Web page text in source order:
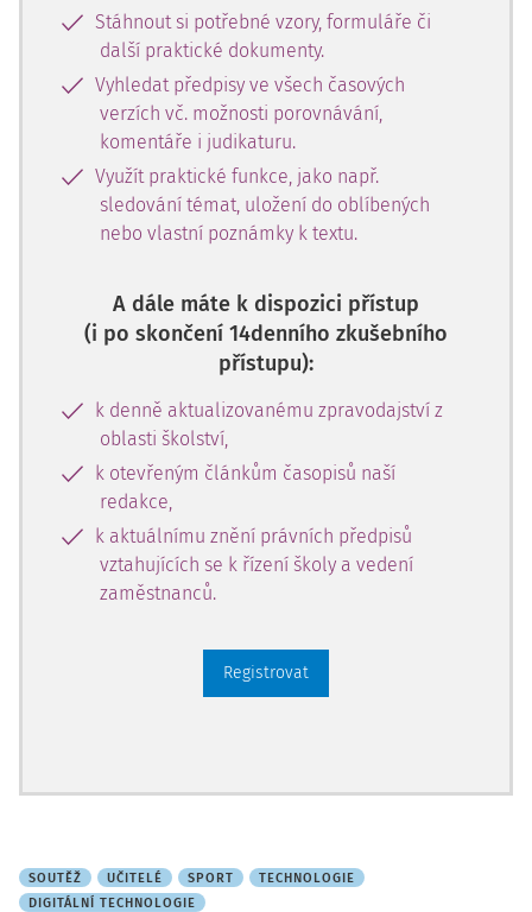
Stáhnout si potřebné vzory, formuláře či
další praktické dokumenty.
Vyhledat předpisy ve všech časových
verzích vč. možnosti porovnávání,
komentáře i judikaturu.
Využít praktické funkce, jako např.
sledování témat, uložení do oblíbených
nebo vlastní poznámky k textu.
A dále máte k dispozici přístup
(i po skončení 14denního zkušebního
přístupu):
k denně aktualizovanému zpravodajství z
oblasti školství,
k otevřeným článkům časopisů naší
redakce,
k aktuálnímu znění právních předpisů
vztahujících se k řízení školy a vedení
zaměstnanců.
Registrovat
SOUTĚŽ UČITELÉ SPORT
TECHNOLOGIE
DIGITÁLNÍ TECHNOLOGIE